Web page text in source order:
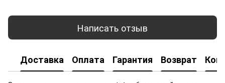
Написать отзыв
Доставка Оплата Гарантия Возврат